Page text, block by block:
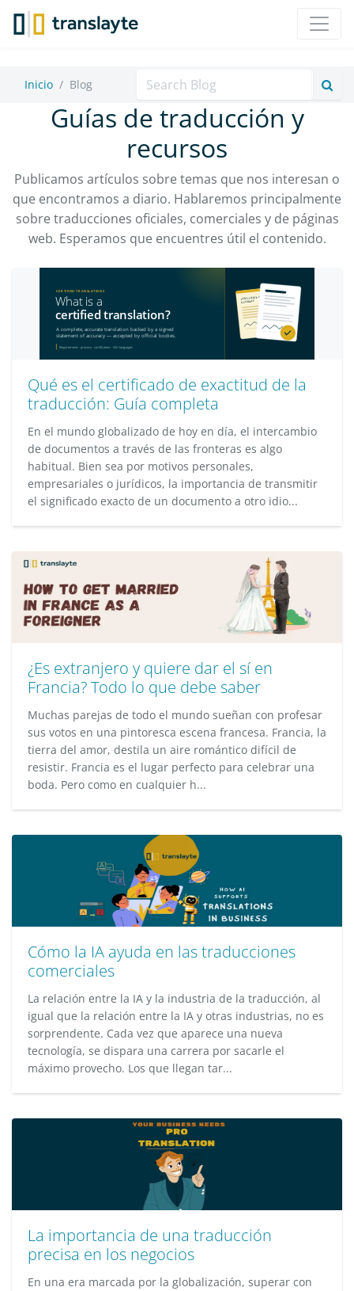
Inicio Blog Buscar
Guías de traducción y
recursos
Publicamos artículos sobre temas que nos interesan o
que encontramos a diario. Hablaremos principalmente
sobre traducciones oficiales, comerciales y de páginas
web. Esperamos que encuentres útil el contenido.
Qué es el certificado de exactitud de la
traducción: Guía completa
En el mundo globalizado de hoy en día, el intercambio
de documentos a través de las fronteras es algo
habitual. Bien sea por motivos personales,
empresariales o jurídicos, la importancia de transmitir
el significado exacto de un documento a otro idio...
¿Es extranjero y quiere dar el sí en
Francia? Todo lo que debe saber
Muchas parejas de todo el mundo sueñan con profesar
sus votos en una pintoresca escena francesa. Francia, la
tierra del amor, destila un aire romántico difícil de
resistir. Francia es el lugar perfecto para celebrar una
boda. Pero como en cualquier h...
Cómo la IA ayuda en las traducciones
comerciales
La relación entre la IA y la industria de la traducción, al
igual que la relación entre la IA y otras industrias, no es
sorprendente. Cada vez que aparece una nueva
tecnología, se dispara una carrera por sacarle el
máximo provecho. Los que llegan tar...
La importancia de una traducción
precisa en los negocios
En una era marcada por la globalización, superar con